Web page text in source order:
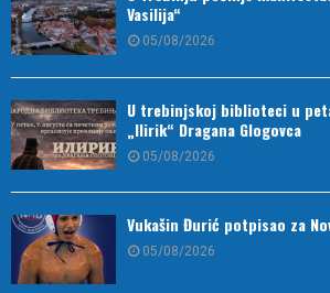
Vasilija“
05/08/2026
U trebinjskoj biblioteci u
„Ilirik“ Dragana Glogovca
05/08/2026
Vukašin Đurić potpisao za
05/08/2026